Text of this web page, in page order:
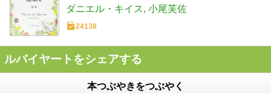
ダニエル・キイス 小尾芙佐
24138
ルバイヤートをシェアする
本つぶやきをつぶやく